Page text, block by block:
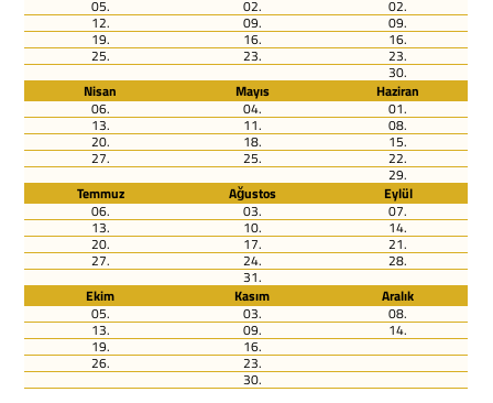
05.
02. 02.
12. 09. 09.
19. 16. 16.
25. 23. 23.
30.
Nisan
Mayıs
Haziran
06.
04. 01.
13. 11. 08.
20. 18. 15.
27. 25. 22.
29.
Temmuz
Ağustos
Eylül
06.
03. 07.
13. 10. 14.
20. 17. 21.
27. 24. 28.
31.
Ekim
Kasım
Aralık
05.
03. 08.
13. 09. 14.
19. 16.
26. 23.
30.